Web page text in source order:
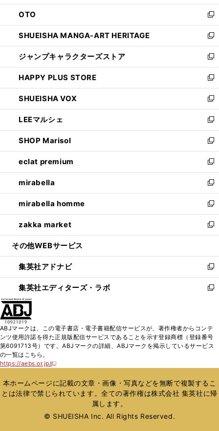
ウ
で
開
く
ン
ド
ウ
で
開
く
OTO
新
し
い
ウ
ィ
ン
ド
ウ
で
開
く
SHUEISHA MANGA-ART HERITAGE
新
し
い
ウ
ィ
ン
ド
ウ
で
開
く
ジャンプキャラクターズストア
新
し
い
ウ
ィ
ン
ド
ウ
で
開
く
HAPPY PLUS STORE
新
し
い
ウ
ィ
ン
ド
ウ
で
開
く
SHUEISHA VOX
新
し
い
ウ
ィ
ン
ド
ウ
で
開
く
LEEマルシェ
新
し
い
ウ
ィ
ン
ド
ウ
で
開
く
SHOP Marisol
新
し
い
ウ
ィ
ン
ド
ウ
で
開
eclat premium
新
し
い
ウ
ィ
ン
ド
ウ
開
く
mirabella
新
し
い
ウ
ィ
ン
ウ
で
開
く
mirabella homme
新
し
い
ウ
ン
ド
ウ
で
zakka market
新
し
ウ
ィ
ン
ド
く
その他WEBサービス
集英社アドナビ
新
し
い
ド
ウ
で
集英社エディターズ・ラボ
新
ィ
ン
ド
開
く
ABJマークは、この電子書店・電子書籍配信サービスが、著作権者からコンテ
ンツ使用許諾を得た正規版配信サービスであることを示す登録商標（登録番号
第6091713号）です。ABJマークの詳細、ABJマークを掲示しているサービス
の一覧はこちら。
https://aebs.or.jp/
新
い
ウ
ィ
ウ
本ホームページに記載の文章・画像・写真などを無断で複製するこ
とは法律で禁じられています。全ての著作権は株式会社 集英社に帰
属します。
© SHUEISHA Inc. All Rights Reserved.